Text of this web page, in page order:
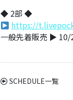
◆ 2部 ◆
https://
一般先着販売 ▶ 10/
SCHEDULE一覧